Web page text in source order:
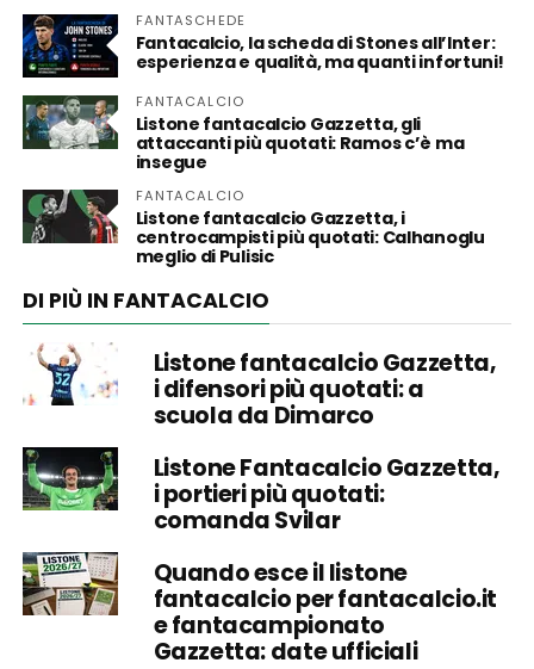
FANTASCHEDE
Fantacalcio, la scheda di Stones all’Inter:
esperienza e qualità, ma quanti infortuni!
FANTACALCIO
Listone fantacalcio Gazzetta, gli
attaccanti più quotati: Ramos c’è ma
insegue
FANTACALCIO
Listone fantacalcio Gazzetta, i
centrocampisti più quotati: Calhanoglu
meglio di Pulisic
DI PIÙ IN FANTACALCIO
Listone fantacalcio Gazzetta,
i difensori più quotati: a
scuola da Dimarco
Listone Fantacalcio Gazzetta,
i portieri più quotati:
comanda Svilar
Quando esce il listone
fantacalcio per fantacalcio.it
e fantacampionato
Gazzetta: date ufficiali